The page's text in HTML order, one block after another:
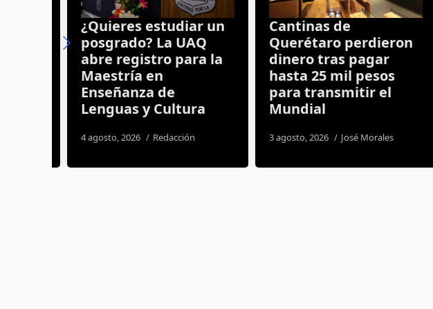
¿Quieres estudiar un
posgrado? La UAQ
abre registro para la
Maestría en
Enseñanza de
Lenguas y Cultura
4 agosto, 2026 Redacción
Cantinas de
Querétaro perdieron
dinero tras pagar
hasta 25 mil pesos
para transmitir el
Mundial
3 agosto, 2026 José Morales